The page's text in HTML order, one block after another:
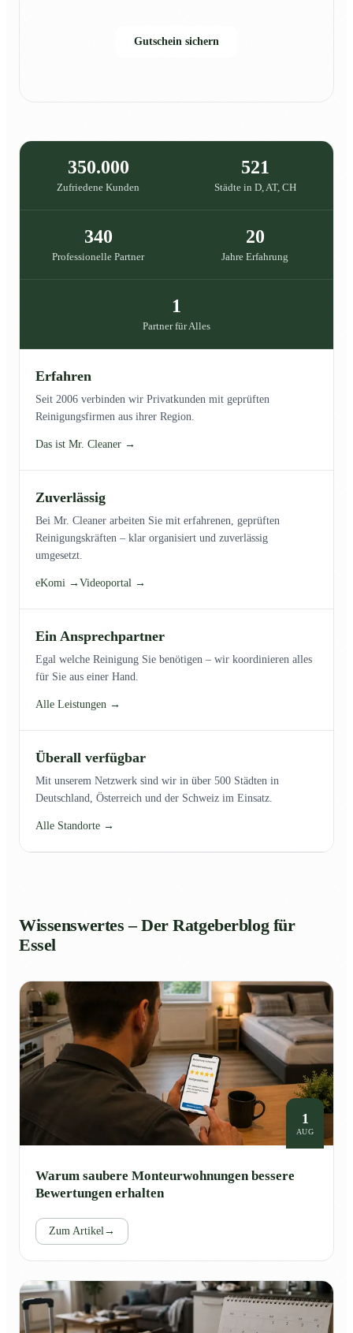
Gutschein sichern
350.000
Zufriedene Kunden
521
Städte in D, AT, CH
340
Professionelle Partner
20
Jahre Erfahrung
1
Partner für Alles
Erfahren
Seit 2006 verbinden wir Privatkunden mit geprüften
Reinigungsfirmen aus ihrer Region.
Das ist Mr. Cleaner →
Zuverlässig
Bei Mr. Cleaner arbeiten Sie mit erfahrenen, geprüften
Reinigungskräften – klar organisiert und zuverlässig
umgesetzt.
eKomi → Videoportal →
Ein Ansprechpartner
Egal welche Reinigung Sie benötigen – wir koordinieren alles
für Sie aus einer Hand.
Alle Leistungen →
Überall verfügbar
Mit unserem Netzwerk sind wir in über 500 Städten in
Deutschland, Österreich und der Schweiz im Einsatz.
Alle Standorte →
Wissenswertes – Der Ratgeberblog für
Essel
1
AUG
Warum saubere Monteurwohnungen bessere
Bewertungen erhalten
Zum Artikel→